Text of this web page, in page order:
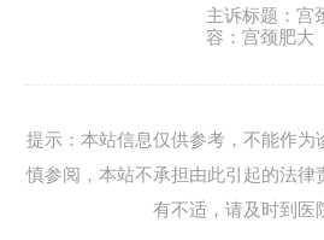
主诉标题：宫
容：宫颈肥大
提示：本站信息仅供参考，不能作为
慎参阅，本站不承担由此引起的法律
有不适，请及时到医